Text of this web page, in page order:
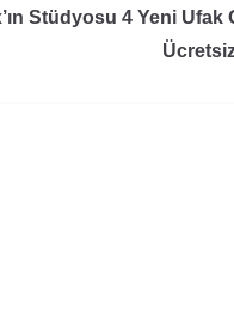
Stüdyosu 4 Yeni Ufak